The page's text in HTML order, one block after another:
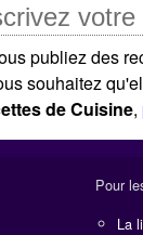
votre
publiez des
souhaitez
de Cuisine,
Pour
La